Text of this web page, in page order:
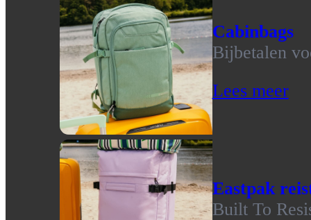
Cabinbags
Bijbetalen
Lees meer
Eastpak
Built To